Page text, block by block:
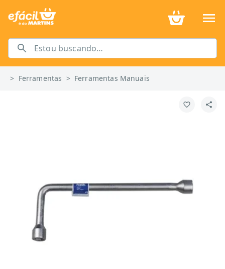
> Ferramentas > Ferramentas Manuais